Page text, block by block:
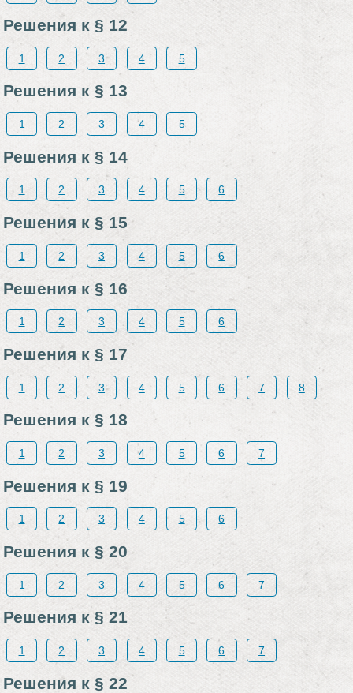
Решения к § 12
1 2 3 4 5
Решения к § 13
1 2 3 4 5
Решения к § 14
1 2 3 4 5 6
Решения к § 15
1 2 3 4 5 6
Решения к § 16
1 2 3 4 5 6
Решения к § 17
1 2 3 4 5 6 7 8
Решения к § 18
1 2 3 4 5 6 7
Решения к § 19
1 2 3 4 5 6
Решения к § 20
1 2 3 4 5 6 7
Решения к § 21
1 2 3 4 5 6 7
Решения к § 22